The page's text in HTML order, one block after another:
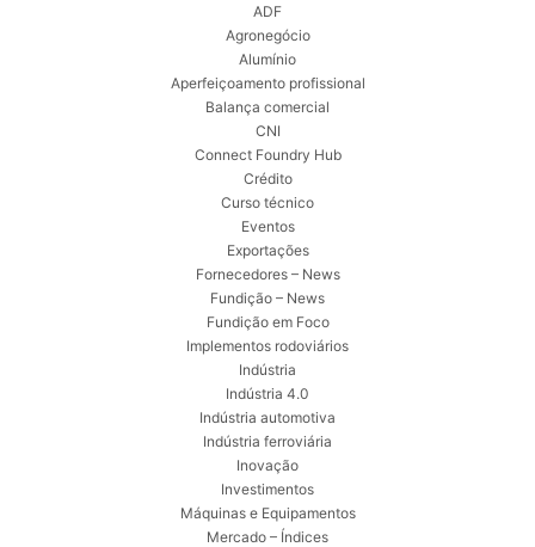
ADF
Agronegócio
Alumínio
Aperfeiçoamento profissional
Balança comercial
CNI
Connect Foundry Hub
Crédito
Curso técnico
Eventos
Exportações
Fornecedores – News
Fundição – News
Fundição em Foco
Implementos rodoviários
Indústria
Indústria 4.0
Indústria automotiva
Indústria ferroviária
Inovação
Investimentos
Máquinas e Equipamentos
Mercado – Índices